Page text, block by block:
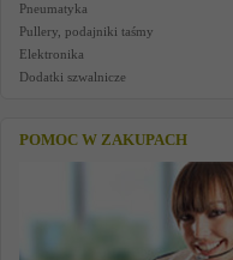
Pneumatyka
Pullery, podajniki taśmy
Elektronika
Dodatki szwalnicze
POMOC W ZAKUPACH